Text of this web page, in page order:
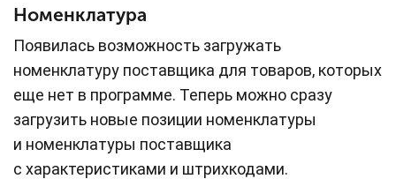
Номенклатура
Появилась возможность загружать
номенклатуру поставщика для товаров, которых
еще нет в программе. Теперь можно сразу
загрузить новые позиции номенклатуры
и номенклатуры поставщика
с характеристиками и штрихкодами.